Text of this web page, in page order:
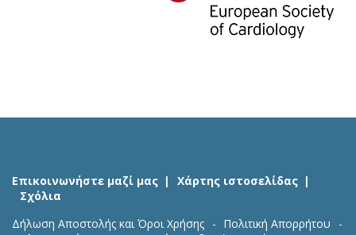
Επικοινωνήστε μαζί μας
Χάρτης ιστοσελίδας
Σχόλια
Δήλωση Αποστολής και Όροι Χρήσης
Πολιτική Απορρήτου